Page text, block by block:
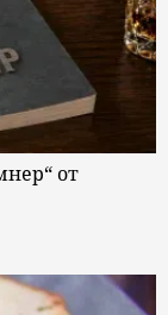
от